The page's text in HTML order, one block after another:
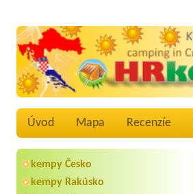
Úvod Mapa Recenzíe
kempy Česko
kempy Rakúsko